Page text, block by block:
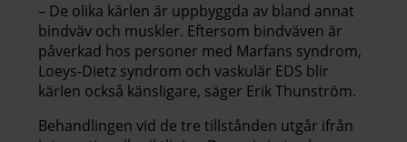
– De olika kärlen är uppbyggda av bland annat
bindväv och muskler. Eftersom bindväven är
påverkad hos personer med Marfans syndrom,
Loeys-Dietz syndrom och vaskulär EDS blir
kärlen också känsligare, säger Erik Thunström.
Behandlingen vid de tre tillstånden utgår ifrån